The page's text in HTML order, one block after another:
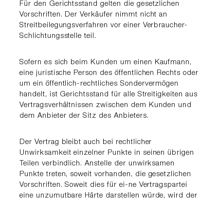
Für den Gerichtsstand gelten die gesetzlichen
Vorschriften. Der Verkäufer nimmt nicht an
Streitbeilegungsverfahren vor einer Verbraucher-
Schlichtungsstelle teil.
Sofern es sich beim Kunden um einen Kaufmann,
eine juristische Person des öffentlichen Rechts oder
um ein öffentlich-rechtliches Sondervermögen
handelt, ist Gerichtsstand für alle Streitigkeiten aus
Vertragsverhältnissen zwischen dem Kunden und
dem Anbieter der Sitz des Anbieters.
Der Vertrag bleibt auch bei rechtlicher
Unwirksamkeit einzelner Punkte in seinen übrigen
Teilen verbindlich. Anstelle der unwirksamen
Punkte treten, soweit vorhanden, die gesetzlichen
Vorschriften. Soweit dies für ei-ne Vertragspartei
eine unzumutbare Härte darstellen würde, wird der